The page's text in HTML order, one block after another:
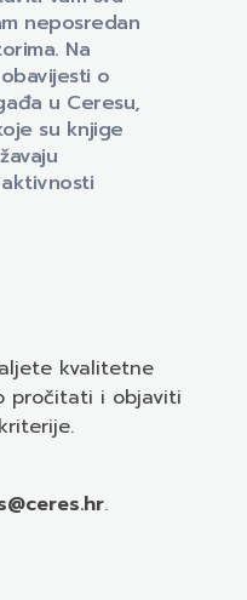
neposredan
Na
o
u Ceresu,
su knjige
kvalitetne
pročitati i objaviti
.